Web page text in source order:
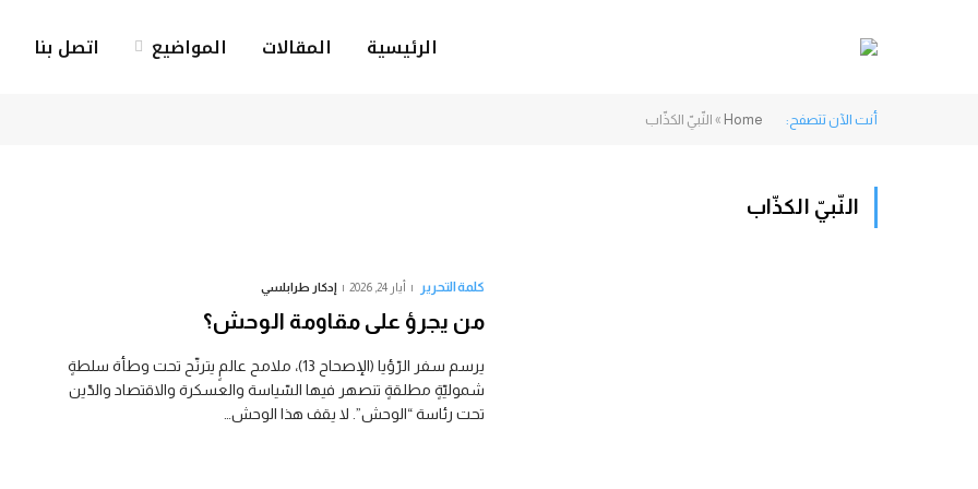
الرئيسية المقالات المواضيع اتصل بنا
أنت الآن تتصفح: Home
» النّبيّ الكذّاب
النّبيّ الكذّاب
كلمة التحرير أيار 24, 2026 إدكار طرابلسي
من يجرؤ على مقاومة الوحش؟
يرسم سفر الرّؤيا (الإصحاح 13)، ملامح عالمٍ يترنّح تحت وطأة سلطةٍ
شموليّةٍ مطلقةٍ تنصهر فيها السّياسة والعسكرة والاقتصاد والدّين
تحت رئاسة “الوحش”. لا يقف هذا الوحش…